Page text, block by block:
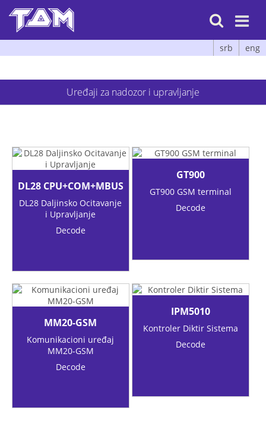

srb eng
Uređaji za nadozor i upravljanje
DL28 CPU+COM+MBUS
DL28 Daljinsko Ocitavanje
i Upravljanje
Decode
GT900
GT900 GSM terminal
Decode
MM20-GSM
Komunikacioni uređaj
MM20-GSM
Decode
IPM5010
Kontroler Diktir Sistema
Decode